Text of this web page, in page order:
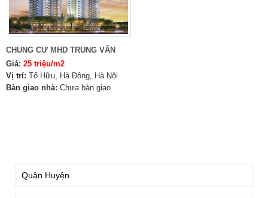
CHUNG CƯ MHD TRUNG VĂN
Giá: 25 triệu/m2
Vị trí: Tố Hữu, Hà Đông, Hà Nội
Bàn giao nhà: Chưa bàn giao